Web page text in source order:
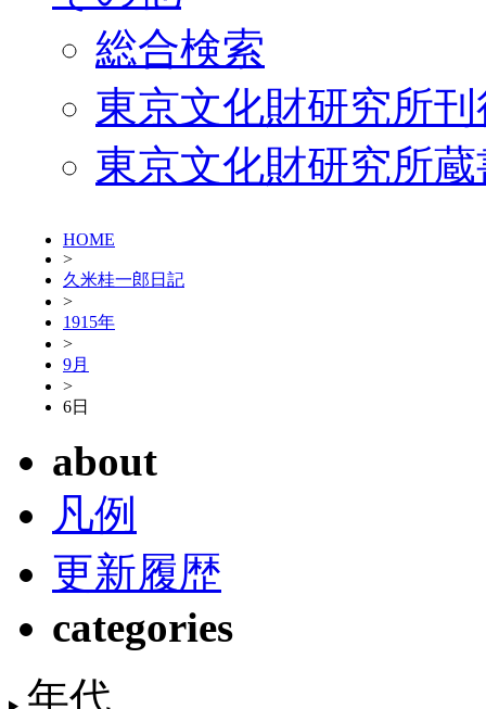
総合検索
東京文化財研究所
東京文化財研究所
HOME
>
久米桂一郎日記
>
1915年
>
9月
>
6日
about
凡例
更新履歴
categories
年代